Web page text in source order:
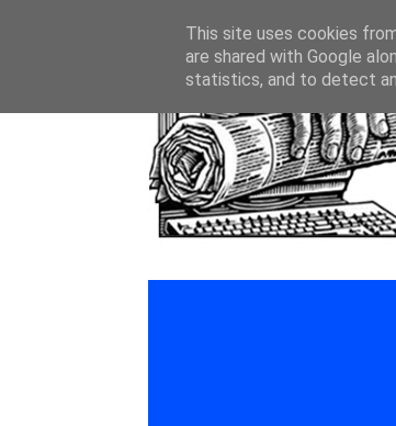
This site uses cookies
are shared with Google
statistics, and to detect